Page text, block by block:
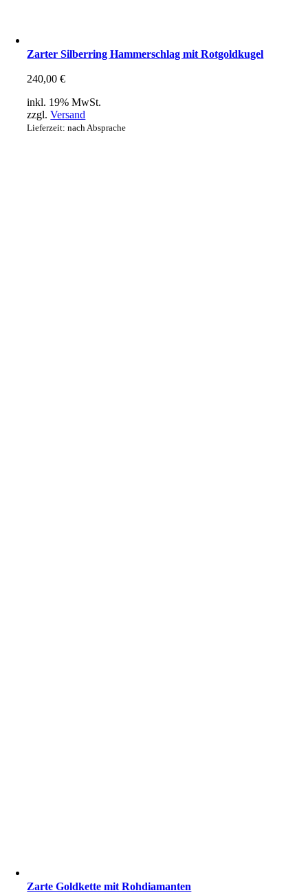
Zarter Silberring Hammerschlag mit Rotgoldkugel
240,00€
inkl. 19% MwSt.
zzgl.Versand
Lieferzeit: nach Absprache
Zarte Goldkette mit Rohdiamanten